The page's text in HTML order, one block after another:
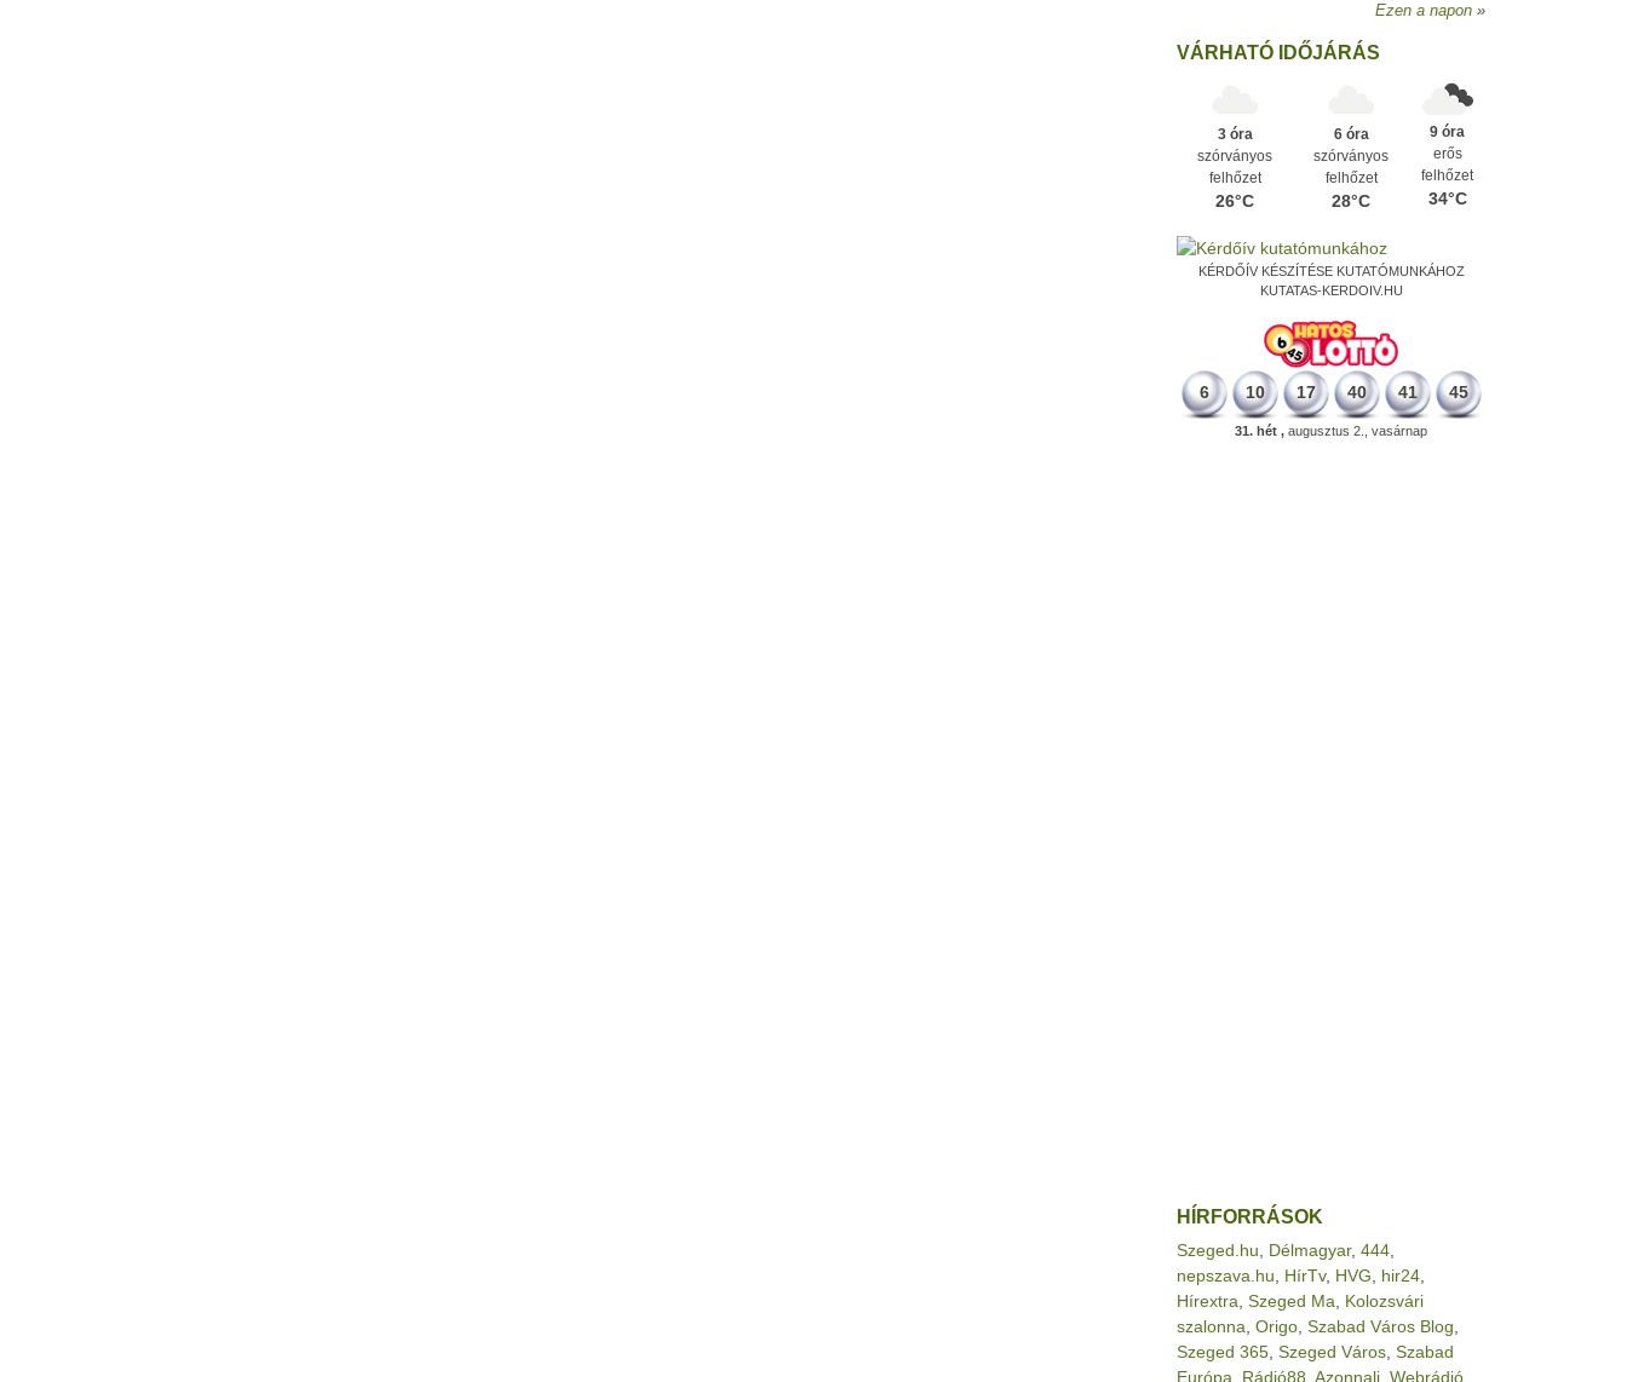
Ezen a napon
VÁRHATÓ IDŐJÁRÁS
3 óra
szórványos
felhőzet
26°C
6 óra
szórványos
felhőzet
28°C
9 óra
erős
felhőzet
34°C
KÉRDŐÍV KÉSZÍTÉSE KUTATÓMUNKÁHOZ
KUTATAS-KERDOIV.HU
6 10 17 40 41 45
31. hét , augusztus 2., vasárnap
HÍRFORRÁSOK
Szeged.hu Délmagyar, 444
nepszava.hu
HírTv, HVG hir24
Hírextra Szeged Ma
Kolozsvári
szalonna Origo Szabad Város Blog
Szeged 365 Szeged Város Szabad
Európa
Rádió88 Azonnali Webrádió